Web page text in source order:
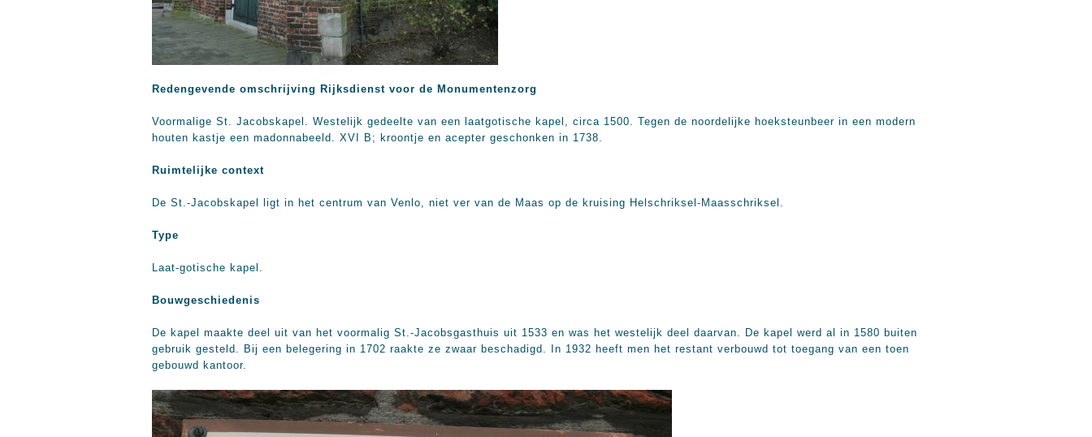
Redengevende omschrijving Rijksdienst voor de Monumentenzorg
Voormalige St. Jacobskapel. Westelijk gedeelte van een laatgotische kapel, circa 1500. Tegen de noordelijke hoeksteunbeer in een modern
houten kastje een madonnabeeld. XVI B; kroontje en acepter geschonken in 1738.
Ruimtelijke context
De St.-Jacobskapel ligt in het centrum van Venlo, niet ver van de Maas op de kruising Helschriksel-Maasschriksel.
Type
Laat-gotische kapel.
Bouwgeschiedenis
De kapel maakte deel uit van het voormalig St.-Jacobsgasthuis uit 1533 en was het westelijk deel daarvan. De kapel werd al in 1580 buiten
gebruik gesteld. Bij een belegering in 1702 raakte ze zwaar beschadigd. In 1932 heeft men het restant verbouwd tot toegang van een toen
gebouwd kantoor.